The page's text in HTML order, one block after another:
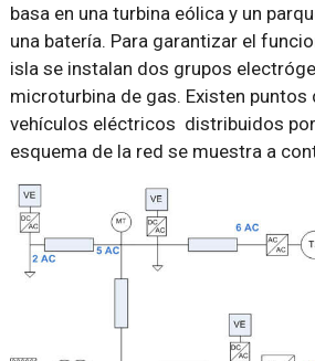
basa en una turbina eólica y un
una batería. Para garantizar el
isla se instalan dos grupos
microturbina de gas. Existen puntos
vehículos eléctricos distribuidos
esquema de la red se muestra a